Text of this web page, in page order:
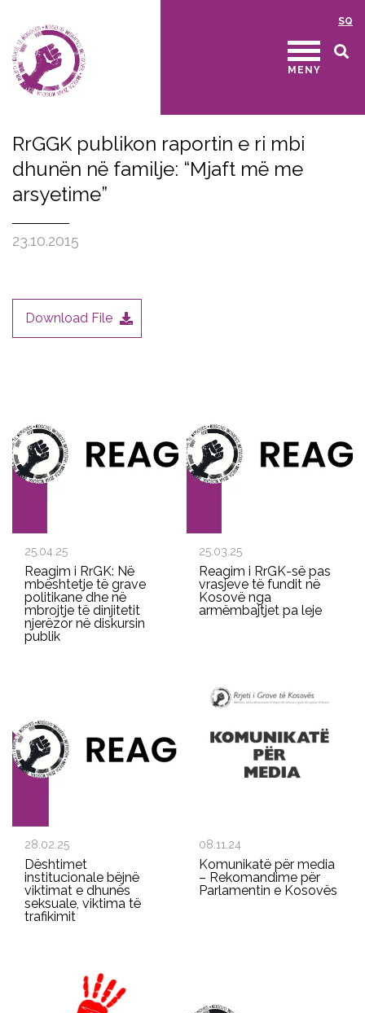
SQ
MENY
RrGGK publikon raportin e ri mbi
dhunën në familje: “Mjaft më me
arsyetime”
23.10.2015
Download File
25.04.25
Reagim i RrGK: Në
mbështetje të grave
politikane dhe në
mbrojtje të dinjitetit
njerëzor në diskursin
publik
25.03.25
Reagim i RrGK-së pas
vrasjeve të fundit në
Kosovë nga
armëmbajtjet pa leje
28.02.25
Dështimet
institucionale bëjnë
viktimat e dhunës
seksuale, viktima të
trafikimit
08.11.24
Komunikatë për media
– Rekomandime për
Parlamentin e Kosovës